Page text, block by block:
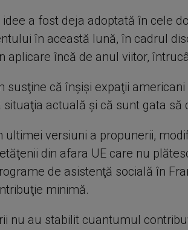
idee a fost deja adoptată în cele
în această lună, în cadrul
aplicare încă de anul viitor,
susţine că înşişi expaţii
situaţia actuală şi că sunt gata să
ultimei versiuni a propunerii,
din afara UE care nu
de asistenţă socială în
minimă.
nu au stabilit cuantumul